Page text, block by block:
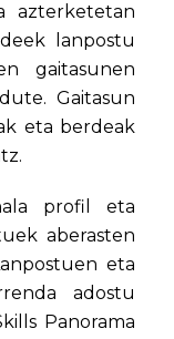
azterketetan
lanpostu
gaitasunen
Gaitasun
eta berdeak
profil eta
aberasten
eta
adostu
Panorama